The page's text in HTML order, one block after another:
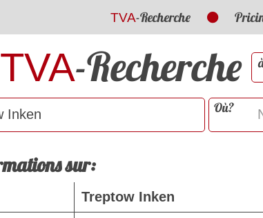
TVA-Recherche
TVA-Recherche
Où?
sur:
Treptow Inken